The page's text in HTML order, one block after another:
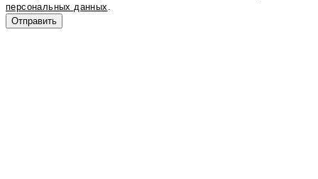
персональных данных